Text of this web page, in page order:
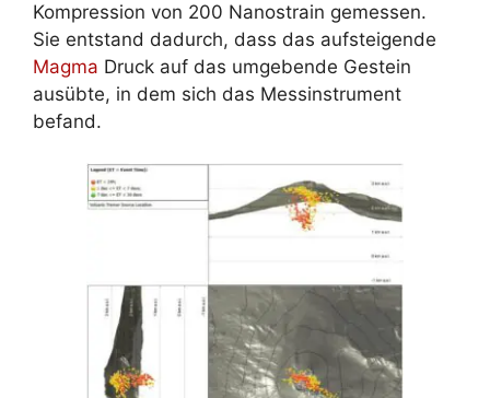
Kompression von 200 Nanostrain gemessen.
Sie entstand dadurch, dass das aufsteigende
Magma Druck auf das umgebende Gestein
ausübte, in dem sich das Messinstrument
befand.